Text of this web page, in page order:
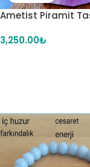
Ametist Piramit
3,250.00₺